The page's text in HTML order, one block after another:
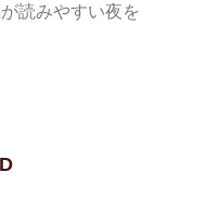
読みやすい夜を